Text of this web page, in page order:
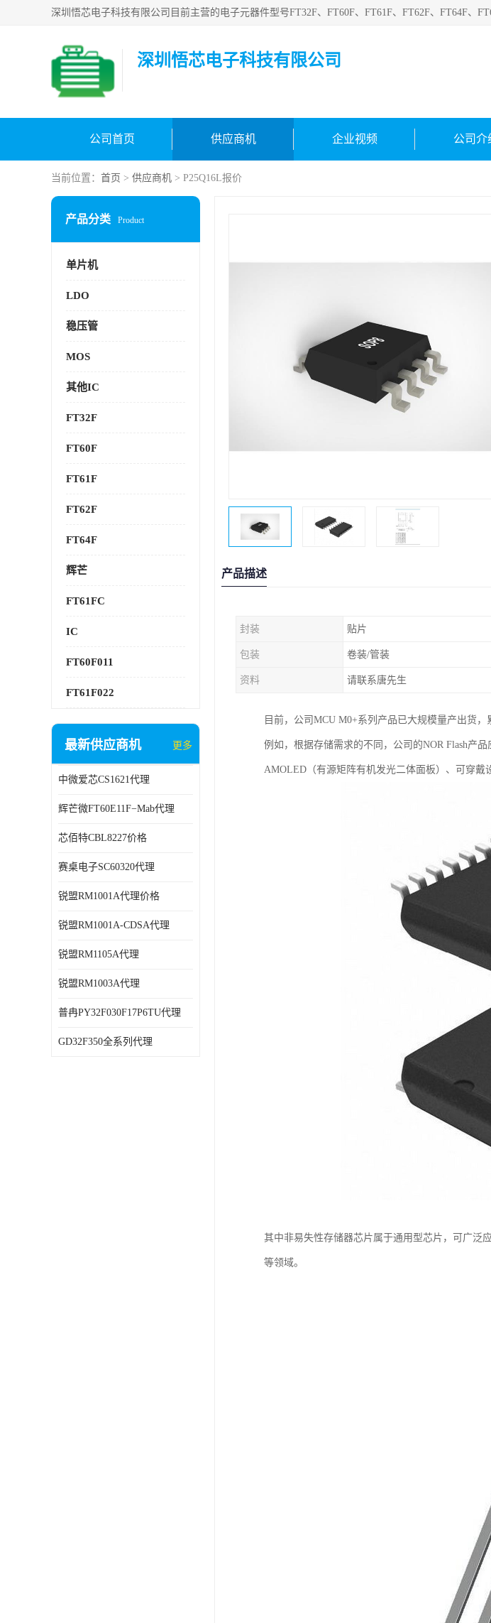
深圳悟芯电子科技有限公司
公司首页 供应商机 企业视频 公司介
当前位置： 首页 > 供应商机 > P25Q16L报价
产品分类 Product
单片机
LDO
稳压管
MOS
其他IC
FT32F
FT60F
FT61F
FT62F
FT64F
辉芒
FT61FC
IC
FT60F011
FT61F022
最新供应商机 更多
中微爱芯CS1621代理
辉芒微FT60E11F−Mab代理
芯佰特CBL8227价格
赛桌电子SC60320代理
锐盟RM1001A代理价格
锐盟RM1001A-CDSA代理
锐盟RM1105A代理
锐盟RM1003A代理
普冉PY32F030F17P6TU代理
GD32F350全系列代理
产品描述
封装 贴片
包装 卷装/管装
资料 请联系唐先生
目前，公司MCU M0+系列产品已大规模量产出货，
例如，根据存储需求的不同，公司的NOR Flash产
AMOLED（有源矩阵有机发光二体面板）、可穿戴
其中非易失性存储器芯片属于通用型芯片，可广泛
等领域。